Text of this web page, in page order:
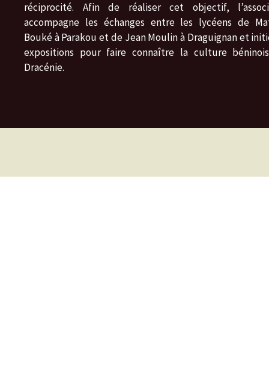
réciprocité. Afin de réaliser cet objectif,
accompagne les échanges entre les lycéens de
Bouké à Parakou et de Jean Moulin à Draguignan et
expositions pour faire connaître la culture
Dracénie.